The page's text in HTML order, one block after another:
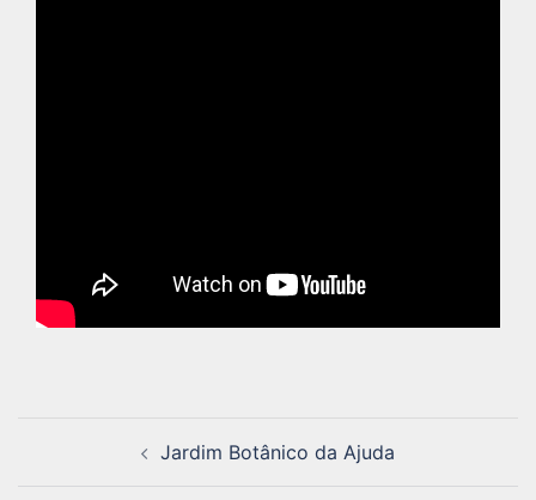
Jardim Botânico da Ajuda